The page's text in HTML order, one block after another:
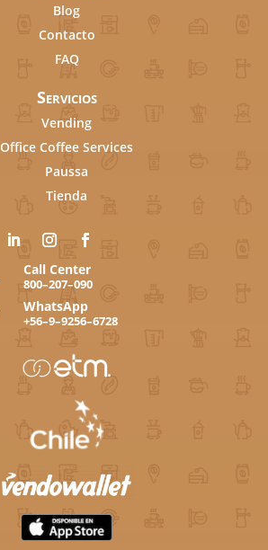
Blog
Contacto
FAQ
Servicios
Vending
Office Coffee Services
Paussa
Tienda
Call Center
800–207–090
WhatsApp
+56–9–9256–6728